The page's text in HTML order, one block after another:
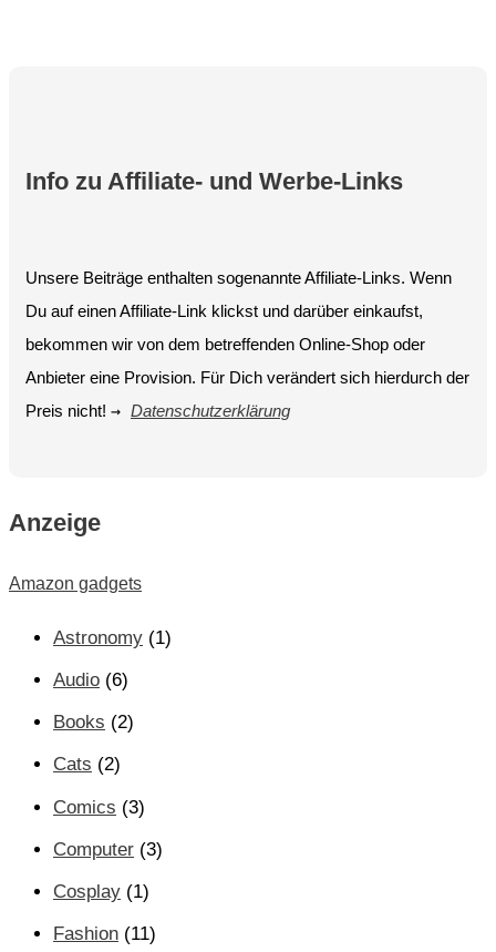
Info zu Affiliate- und Werbe-Links
Unsere Beiträge enthalten sogenannte Affiliate-Links. Wenn
Du auf einen Affiliate-Link klickst und darüber einkaufst,
bekommen wir von dem betreffenden Online-Shop oder
Anbieter eine Provision. Für Dich verändert sich hierdurch der
Preis nicht! → Datenschutzerklärung
Anzeige
Amazon gadgets
Astronomy (1)
Audio (6)
Books (2)
Cats (2)
Comics (3)
Computer (3)
Cosplay (1)
Fashion (11)